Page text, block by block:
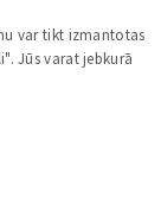
var tikt izmantotas
Jūs varat jebkurā